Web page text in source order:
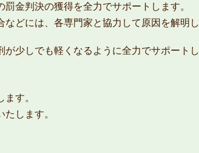
罰金判決の獲得を全力でサポートします。
などには、各専門家と協力して原因を解明し
が少しでも軽くなるように全力でサポートし
す。
します。